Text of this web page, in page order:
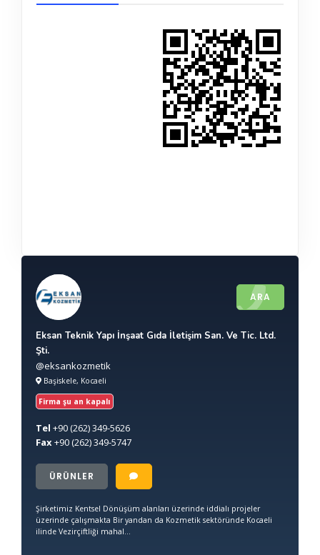
ARA
Eksan Teknik Yapı İnşaat Gıda İletişim San. Ve Tic. Ltd.
Şti.
@eksankozmetik
Başiskele, Kocaeli
Firma şu an kapalı
Tel +90(262) 349-5626
Fax+90(262) 349-5747
ÜRÜNLER
Şirketimiz Kentsel Dönüşüm alanları üzerinde iddialı projeler
üzerinde çalışmakta Bir yandan da Kozmetik sektöründe Kocaeli
ilinde Vezirçiftliği mahal...